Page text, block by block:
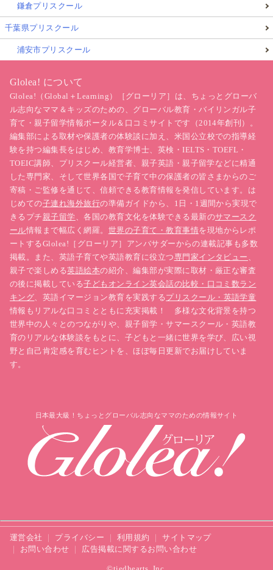
鎌倉プリスクール
千葉県プリスクール
浦安市プリスクール
Glolea! について
Glolea!（Global＋Learning）［グローリア］は、ちょっとグローバ
ル志向なママ＆キッズのための、グローバル教育・バイリンガル子
育て・親子留学情報ポータル＆口コミサイトです（2014年創刊）。
編集部による取材や保護者の体験談に加え、米国公立校での指導経
験を持つ編集長をはじめ、教育学博士、英検・IELTS・TOEFL・
TOEIC講師、プリスクール経営者、親子英語・親子留学などに精通
した専門家、そして世界各国で子育て中の保護者の皆さまからのご
寄稿・ご監修を通じて、信頼できる教育情報を発信しています。は
じめての子連れ海外旅行の準備ガイドから、1日・1週間から実現で
きるプチ親子留学、各国の教育文化を体験できる最新のサマースク
ール情報まで幅広く網羅。 世界の子育て・教育事情を現地からレポ
ートするGlolea!［グローリア］アンバサダーからの連載記事も多数
掲載。また、英語子育てや英語教育に役立つ専門家インタビュー 、
親子で楽しめる英語絵本の紹介、編集部が実際に取材・厳正な審査
の後に掲載している子どもオンライン英会話の比較・口コミ数ラン
キング、英語イマージョン教育を実践するプリスクール・英語学童
情報もリアルな口コミとともに充実掲載！ 多様な文化背景を持つ
世界中の人々とのつながりや、親子留学・サマースクール・英語教
育のリアルな体験談をもとに、子どもと一緒に世界を学び、広い視
野と自己肯定感を育むヒントを、ほぼ毎日更新でお届けしていま
す。
日本最大級！ちょっとグローバル志向なママのための情報サイト
運営会社 プライバシー 利用規約
サイトマップ
お問い合わせ
広告掲載に関するお問い合わせ